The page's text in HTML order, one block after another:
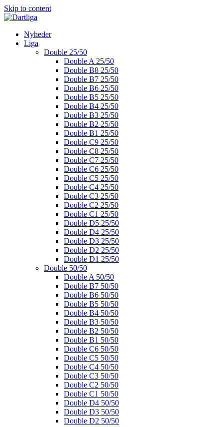
Skip to content
Nyheder
Liga
Double 25/50
Double A 25/50
Double B8 25/50
Double B7 25/50
Double B6 25/50
Double B5 25/50
Double B4 25/50
Double B3 25/50
Double B2 25/50
Double B1 25/50
Double C9 25/50
Double C8 25/50
Double C7 25/50
Double C6 25/50
Double C5 25/50
Double C4 25/50
Double C3 25/50
Double C2 25/50
Double C1 25/50
Double D5 25/50
Double D4 25/50
Double D3 25/50
Double D2 25/50
Double D1 25/50
Double 50/50
Double A 50/50
Double B7 50/50
Double B6 50/50
Double B5 50/50
Double B4 50/50
Double B3 50/50
Double B2 50/50
Double B1 50/50
Double C6 50/50
Double C5 50/50
Double C4 50/50
Double C3 50/50
Double C2 50/50
Double C1 50/50
Double D4 50/50
Double D3 50/50
Double D2 50/50